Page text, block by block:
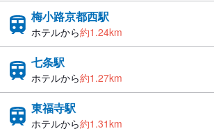
梅小路京都西駅
ホテルから約1.24km
七条駅
ホテルから約1.27km
東福寺駅
ホテルから約1.31km